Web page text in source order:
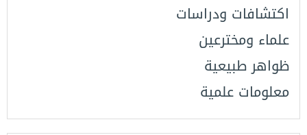
اكتشافات ودراسات
علماء ومخترعين
ظواهر طبيعية
معلومات علمية